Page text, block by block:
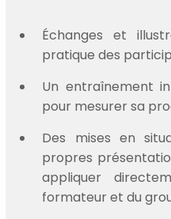
Échanges et
pratique des
Un entraînement
pour mesurer sa
Des mises en
propres
appliquer
formateur et du